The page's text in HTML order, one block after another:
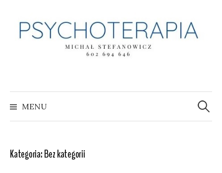
content
MENU
Szukaj:
Kategoria:Bez kategorii